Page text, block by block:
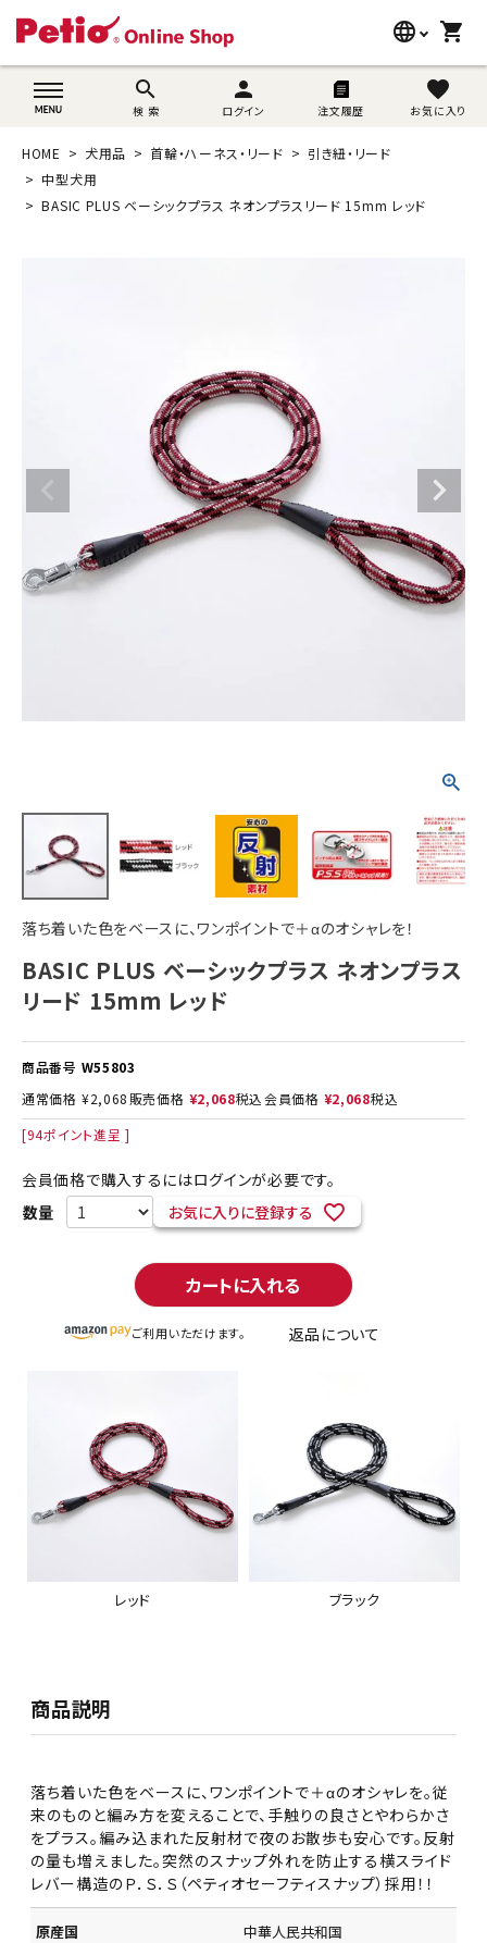
language
wovn-lang-name
shopping_cart
search
検 索
person
ログイン 注文履歴
favorite
お気に入り
search
猫用品
ご利用案内
ACCOUNT MENU
ようこそ ゲスト 様
meeting_room ログイン 新規会員登録
HOME 犬用品 首輪・ハーネス・リード
引き紐・リード
中型犬用
BASIC PLUS ベーシックプラス ネオンプラスリード 15mm レッド
落ち着いた色をベースに、ワンポイントで＋αのオシャレを！
BASIC PLUS ベーシックプラス ネオンプラス
リード 15mm レッド
商品番号 W55803
通常価格 ¥2,068 販売価格 ¥2,068税込会員価格 ¥2,068税込
[94ポイント進呈 ]
会員価格で購入するにはログインが必要です。
お気に入りに登録する
カートに入れる
ご利用いただけます。 返品について
レッド ブラック
商品説明
落ち着いた色をベースに、ワンポイントで＋αのオシャレを。従
来のものと編み方を変えることで、手触りの良さとやわらかさ
をプラス。編み込まれた反射材で夜のお散歩も安心です。反射
の量も増えました。突然のスナップ外れを防止する横スライド
レバー構造のＰ．Ｓ．Ｓ（ペティオセーフティスナップ）採用！！
原産国 中華人民共和国